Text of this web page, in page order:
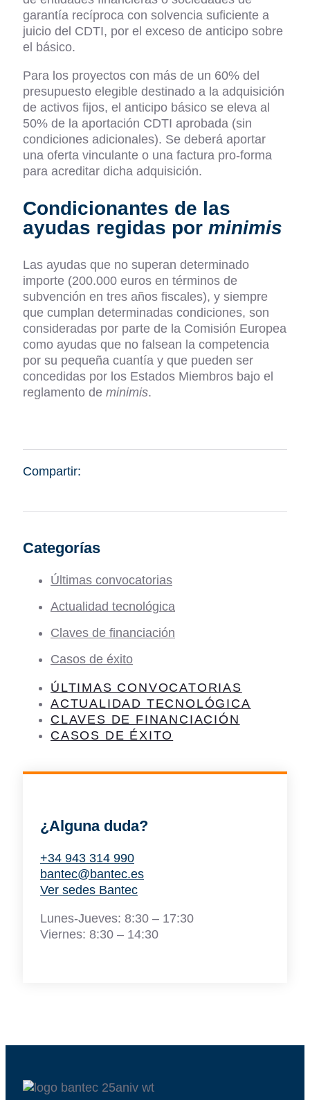
garantía recíproca con solvencia suficiente a
juicio del CDTI, por el exceso de anticipo sobre
el básico.
Para los proyectos con más de un 60% del
presupuesto elegible destinado a la adquisición
de activos fijos, el anticipo básico se eleva al
50% de la aportación CDTI aprobada (sin
condiciones adicionales). Se deberá aportar
una oferta vinculante o una factura pro-forma
para acreditar dicha adquisición.
Condicionantes de las
ayudas regidas por minimis
Las ayudas que no superan determinado
importe (200.000 euros en términos de
subvención en tres años fiscales), y siempre
que cumplan determinadas condiciones, son
consideradas por parte de la Comisión Europea
como ayudas que no falsean la competencia
por su pequeña cuantía y que pueden ser
concedidas por los Estados Miembros bajo el
reglamento de minimis.
Compartir:
Categorías
Últimas convocatorias
Actualidad tecnológica
Claves de financiación
Casos de éxito
ÚLTIMAS CONVOCATORIAS
ACTUALIDAD TECNOLÓGICA
CLAVES DE FINANCIACIÓN
CASOS DE ÉXITO
¿Alguna duda?
+34 943 314 990
bantec@bantec.es
Ver sedes Bantec
Lunes-Jueves: 8:30 – 17:30
Viernes: 8:30 – 14:30